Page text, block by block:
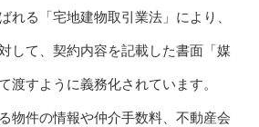
れる「宅地建物取引業法」により、
して、契約内容を記載した書面「媒
渡すように義務化されています。
物件の情報や仲介手数料、不動産会